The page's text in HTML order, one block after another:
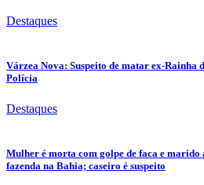
Destaques
Várzea Nova: Suspeito de matar ex-Rainha
Polícia
Destaques
Mulher é morta com golpe de faca e
fazenda na Bahia; caseiro é suspeito